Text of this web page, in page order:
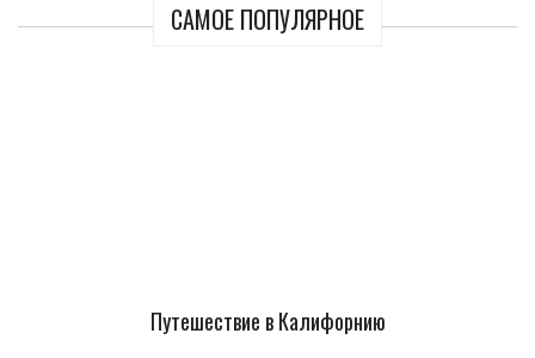
САМОЕ ПОПУЛЯРНОЕ
Путешествие в Калифорнию